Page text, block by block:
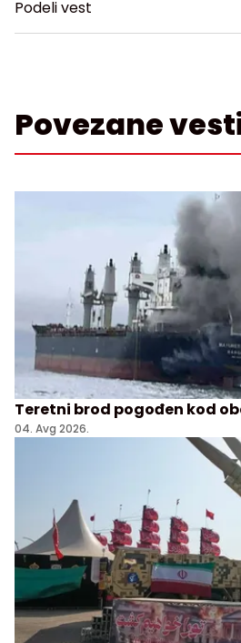
Podeli vest
Povezane
Teretni brod pogođen kod
04. Avg 2026.